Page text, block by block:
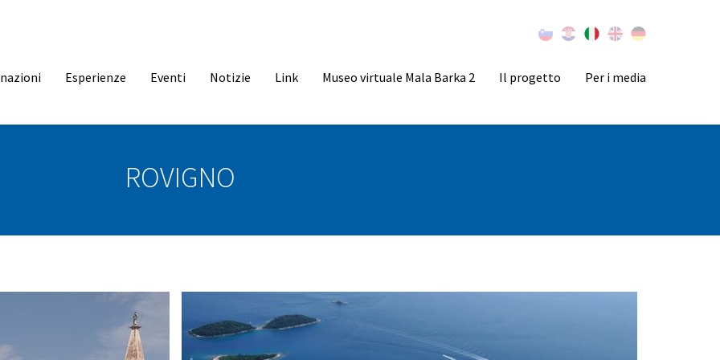
Esperienze Eventi Notizie Link Museo virtuale Mala Barka 2 Il progetto Per i media
ROVIGNO